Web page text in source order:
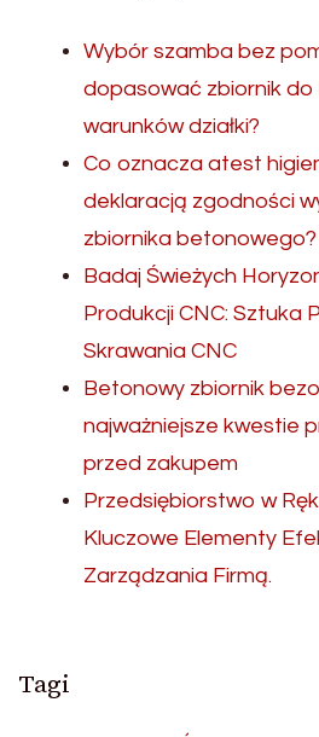
Wybór szamba bez
dopasować zbiornik do
warunków działki?
Co oznacza atest
deklaracją zgodności
zbiornika betonowego?
Badaj Świeżych
Produkcji CNC: Sztuka
Skrawania CNC
Betonowy zbiornik
najważniejsze kwestie
przed zakupem
Przedsiębiorstwo w
Kluczowe Elementy
Zarządzania Firmą.
Tagi